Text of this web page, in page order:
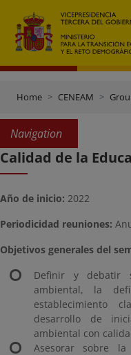
Home CENEAM
Navigation
Calidad de la
Año de inicio: 2022
Periodicidad reuniones:
Objetivos generales del
Definir y debatir
ambiental, la
establecimiento
desarrollo de
ambiental con
Asesorar sobre